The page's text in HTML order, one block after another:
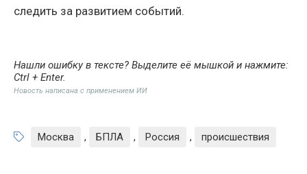
следить за развитием событий.
Нашли ошибку в тексте? Выделите её мышкой и нажмите:
Ctrl + Enter.
Новость написана с применением ИИ
Москва , БПЛА , Россия , происшествия